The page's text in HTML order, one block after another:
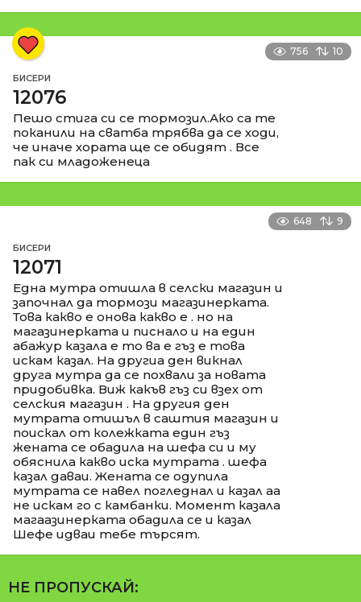
756 10
БИСЕРИ
12076
Пешо стига си се тормозил.Ако са те
поканили на сватба трябва да се ходи,
че иначе хората ще се обидят . Все
пак си младоженеца
648 9
БИСЕРИ
12071
Една мутра отишла в селски магазин и
започнал да тормози магазинерката.
Това какво е онова какво е . но на
магазинерката и писнало и на един
абажур казала е то ва е гъз е това
искам казал. На другиа ден викнал
друга мутра да се похвали за новата
придобивка. Виж какъв гъз си взех от
селския магазин . На другия ден
мутрата отишъл в саштия магазин и
поискал от колежката един гъз
жената се обадила на шефа си и му
обяснила какво иска мутрата . шефа
казал даваи. Жената се одупила
мутрата се навел погледнал и казал аа
не искам го с камбанки. Момент казала
магаазинерката обадила се и казал
Шефе идваи тебе търсят.
НЕ ПРОПУСКАЙ: